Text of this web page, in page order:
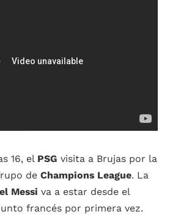
16, el PSG visita a Brujas por la
de Champions League. La
Messi va a estar desde el
francés por primera vez.